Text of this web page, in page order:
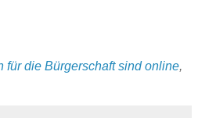
für die Bürgerschaft sind online,